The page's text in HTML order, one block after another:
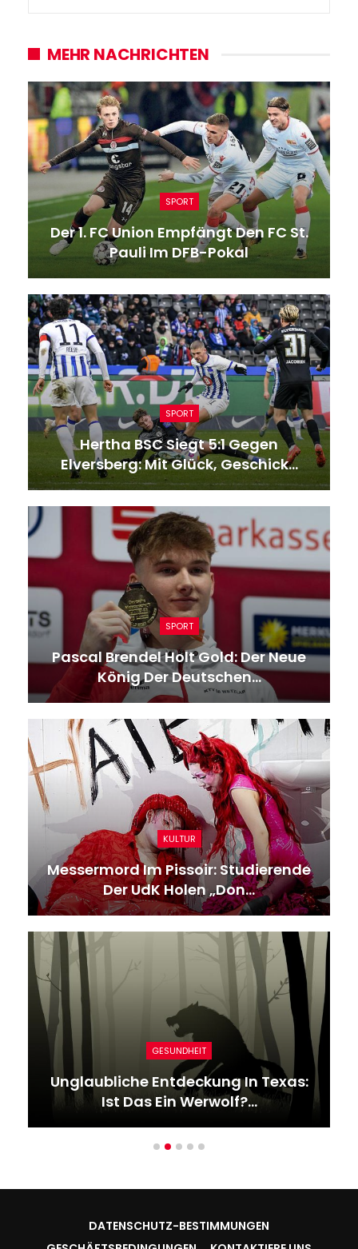
MEHR NACHRICHTEN
SPORT
Der 1. FC Union Empfängt Den FC St.
Pauli Im DFB-Pokal
SPORT
Hertha BSC Siegt 5:1 Gegen
Elversberg: Mit Glück, Geschick…
SPORT
Pascal Brendel Holt Gold: Der Neue
König Der Deutschen…
KULTUR
Messermord Im Pissoir: Studierende
Der UdK Holen „Don…
GESUNDHEIT
Unglaubliche Entdeckung In Texas:
Ist Das Ein Werwolf?…
DATENSCHUTZ-BESTIMMUNGEN